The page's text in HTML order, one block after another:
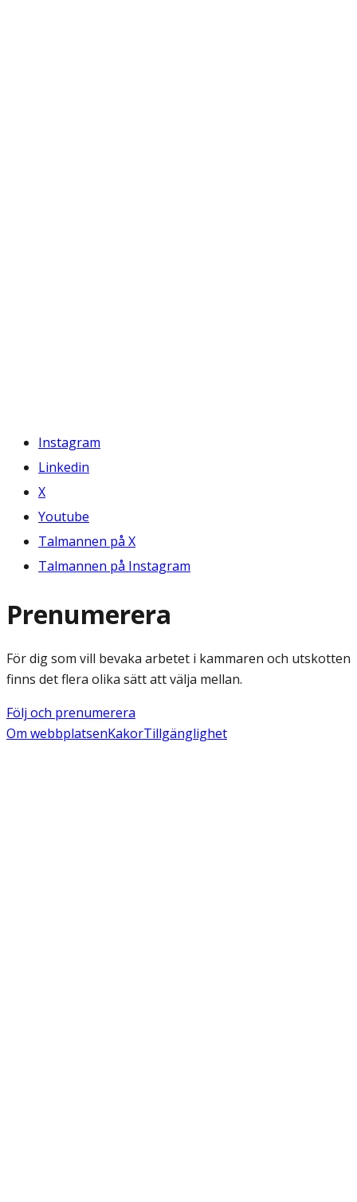
Instagram
Linkedin
X
Youtube
Talmannen på X
Talmannen på Instagram
Prenumerera
För dig som vill bevaka arbetet i kammaren och utskotten
finns det flera olika sätt att välja mellan.
Följ och prenumerera
Om webbplatsenKakorTillgänglighet